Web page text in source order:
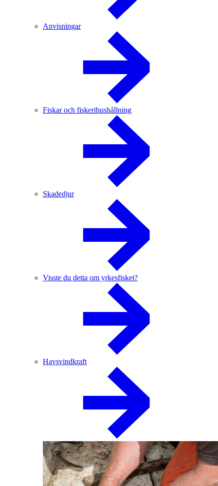
Anvisningar
Fiskar och fiskerihushållning
Skadedjur
Visste du detta om yrkesfisket?
Havsvindkraft